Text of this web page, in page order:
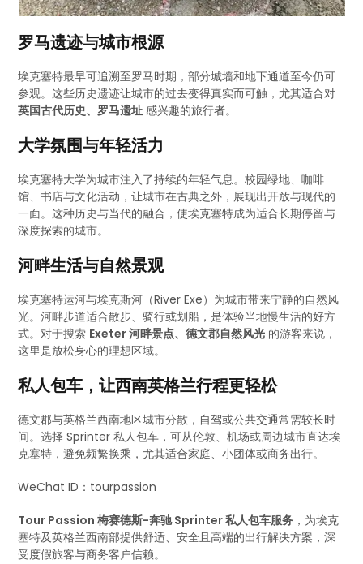
罗马遗迹与城市根源
埃克塞特最早可追溯至罗马时期，部分城墙和地下通道至今仍可
参观。这些历史遗迹让城市的过去变得真实而可触，尤其适合对
英国古代历史、罗马遗址 感兴趣的旅行者。
大学氛围与年轻活力
埃克塞特大学为城市注入了持续的年轻气息。校园绿地、咖啡
馆、书店与文化活动，让城市在古典之外，展现出开放与现代的
一面。这种历史与当代的融合，使埃克塞特成为适合长期停留与
深度探索的城市。
河畔生活与自然景观
埃克塞特运河与埃克斯河（River Exe）为城市带来宁静的自然风
光。河畔步道适合散步、骑行或划船，是体验当地慢生活的好方
式。对于搜索 Exeter 河畔景点、德文郡自然风光 的游客来说，
这里是放松身心的理想区域。
私人包车，让西南英格兰行程更轻松
德文郡与英格兰西南地区城市分散，自驾或公共交通常需较长时
间。选择 Sprinter 私人包车，可从伦敦、机场或周边城市直达埃
克塞特，避免频繁换乘，尤其适合家庭、小团体或商务出行。
WeChat ID：tourpassion
Tour Passion 梅赛德斯-奔驰 Sprinter 私人包车服务 ，为埃克
塞特及英格兰西南部提供舒适、安全且高端的出行解决方案，深
受度假旅客与商务客户信赖。